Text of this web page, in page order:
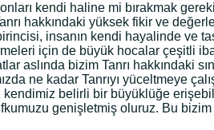
kendi haline mi bırakmak
hakkındaki yüksek fikir ve
insanın kendi hayalinde ve
için de büyük hocalar çeşitli
aslında bizim Tanrı hakkındaki
ne kadar Tanrıyı yüceltmeye
belirli bir büyüklüğe
genişletmiş oluruz. Bu